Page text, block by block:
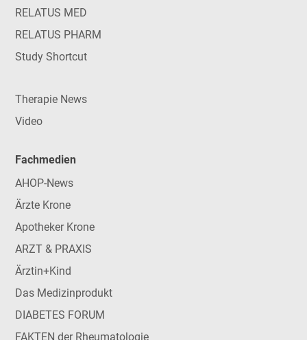
RELATUS MED
RELATUS PHARM
Study Shortcut
Therapie News
Video
Fachmedien
AHOP-News
Ärzte Krone
Apotheker Krone
ARZT & PRAXIS
Ärztin+Kind
Das Medizinprodukt
DIABETES FORUM
FAKTEN der Rheumatologie